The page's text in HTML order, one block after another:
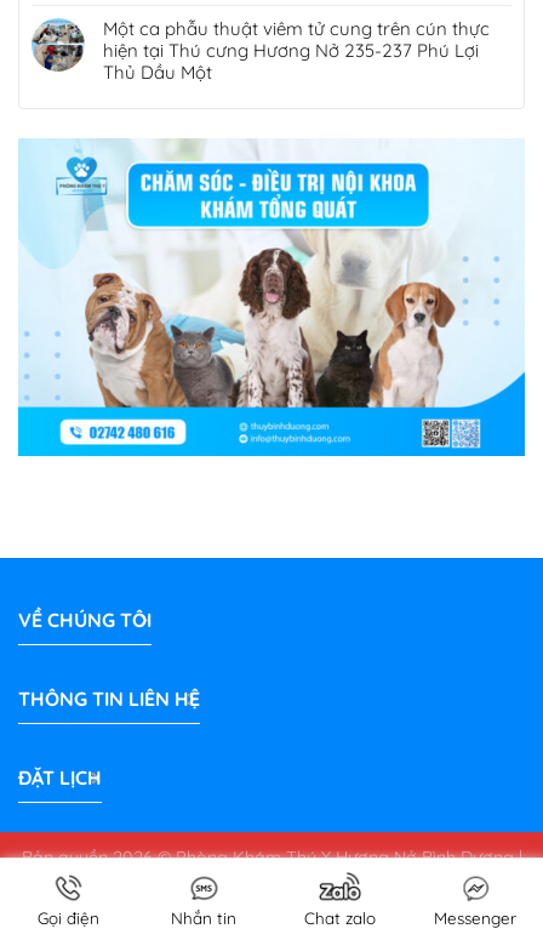
Một ca phẫu thuật viêm tử cung trên cún thực
hiện tại Thú cưng Hương Nở 235-237 Phú Lợi
Thủ Dầu Một
VỀ CHÚNG TÔI
THÔNG TIN LIÊN HỆ
ĐẶT LỊCH
Bản quyền 2026 © Phòng Khám Thú Y Hương Nở Bình Dương |
PetShop
thuybinhduong.com
Gọi điện Nhắn tin Chat zalo Messenger